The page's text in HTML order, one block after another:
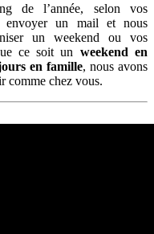
de l’année, selon vos
envoyer un mail et nous
un weekend ou vos
ce soit un weekend en
en famille, nous avons
comme chez vous.